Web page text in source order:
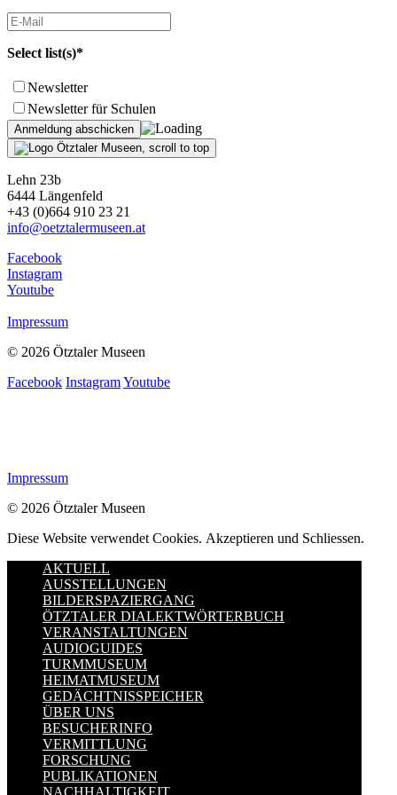
Select list(s)*
Newsletter
Newsletter für Schulen
Lehn 23b
6444 Längenfeld
+43 (0)664 910 23 21
info@oetztalermuseen.at
Facebook
Instagram
Youtube
Impressum
© 2026 Ötztaler Museen
Facebook InstagramYoutube
Impressum
© 2026 Ötztaler Museen
Diese Website verwendet Cookies. Akzeptieren und Schliessen.
AKTUELL
AUSSTELLUNGEN
BILDERSPAZIERGANG
ÖTZTALER DIALEKTWÖRTERBUCH
VERANSTALTUNGEN
AUDIOGUIDES
TURMMUSEUM
HEIMATMUSEUM
GEDÄCHTNISSPEICHER
ÜBER UNS
BESUCHERINFO
VERMITTLUNG
FORSCHUNG
PUBLIKATIONEN